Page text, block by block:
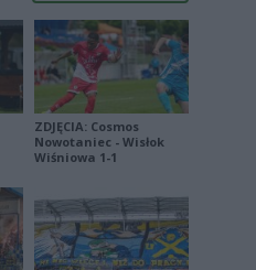
ZDJĘCIA: Cosmos
Nowotaniec - Wisłok
Wiśniowa 1-1